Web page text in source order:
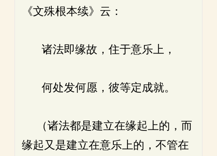
《文殊根本续》云：
诸法即缘故，住于意乐上，
何处发何愿，彼等定成就。
（诸法都是建立在缘起上的，而
缘起又是建立在意乐上的，不管在